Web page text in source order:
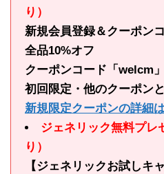
り）
新規会員登録＆クーポン
全品10%オフ
クーポンコード「welcm」
初回限定・他のクーポン
新規限定クーポンの詳細
ジェネリック無料プレ
り）
【ジェネリックお試しキ